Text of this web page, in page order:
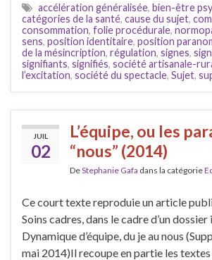
accélération généralisée, bien-être
catégories de la santé, cause du sujet,
consommation, folie procédurale,
sens, position identitaire, position
de la mésincription, régulation, signes,
signifiants, signifiés, société artisanale-
l’excitation, société du spectacle, Sujet,
JUIL
02
L’équipe, ou les
“nous” (2014)
DeStephanie Gafa dans la catégorie
Ce court texte reproduie un article
Soins cadres, dans le cadre d’un
Dynamique d’équipe, du je au nous
mai 2014)Il recoupe en partie les textes